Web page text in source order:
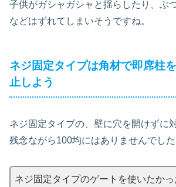
子供がガシャガシャと揺らしたり、ぶ
などはずれてしまいそうですね。
ネジ固定タイプは角材で即席柱
止しよう
ネジ固定タイプの、壁に穴を開けずに
残念ながら100均にはありませんでした
ネジ固定タイプのゲートを使いたか